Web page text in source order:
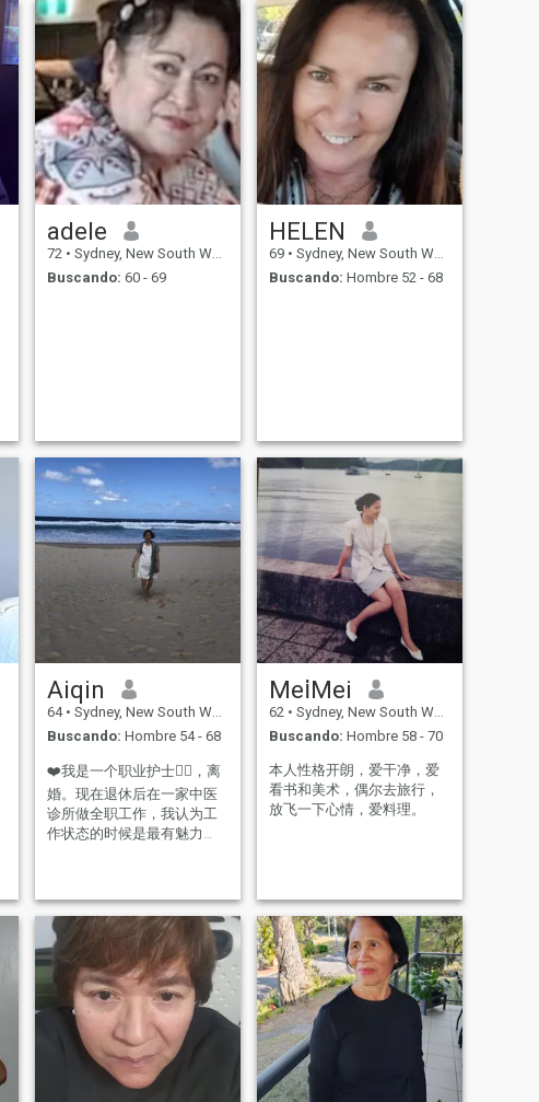
adele
72 • Sydney, New South Wales, Australia
Buscando: 60 - 69
HELEN
69 • Sydney, New South Wales, Australia
Buscando: Hombre 52 - 68
Aiqin
64 • Sydney, New South Wales, Australia
Buscando: Hombre 54 - 68
❤️我是一个职业护士👩‍⚕️，离
婚。现在退休后在一家中医
诊所做全职工作，我认为工
作状态的时候是最有魅力
啦！同时也可以挣点零花
钱！正在寻找那个正确的
人，我喜欢😘跳舞💃唱歌，户
外活动，你快行动起来吧！
还是❤️你！❤️
MeⅰMei
62 • Sydney, New South Wales, Australia
Buscando: Hombre 58 - 70
本人性格开朗，爱干净，爱
看书和美术，偶尔去旅行，
放飞一下心情，爱料理。